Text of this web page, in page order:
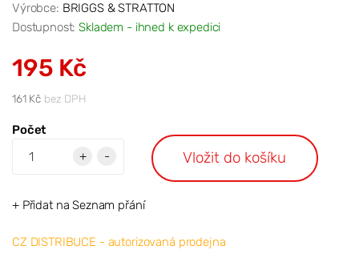
Výrobce: BRIGGS & STRATTON
Dostupnost:Skladem - ihned k expedici
195 Kč
161 Kč bez DPH
Počet
+
- Vložit do košíku
+ Přidat na Seznam přání
CZ DISTRIBUCE - autorizovaná prodejna